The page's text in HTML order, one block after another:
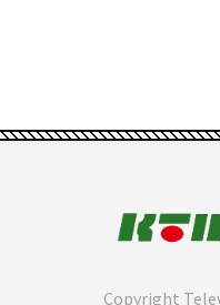
Copyright